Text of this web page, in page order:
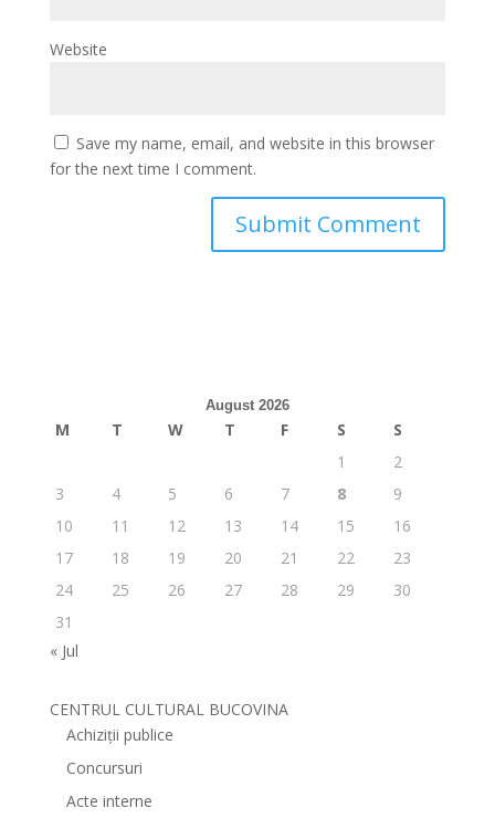
Website
Save my name, email, and website in this browser
for the next time I comment.
August 2026
M T W T F S
S
1
2
3
4 5 6 7 8
9
10
11 12 13 14 15
16
17
18 19 20 21 22
23
24
25 26 27 28 29
30
31
« Jul
CENTRUL CULTURAL BUCOVINA
Achiziții publice
Concursuri
Acte interne